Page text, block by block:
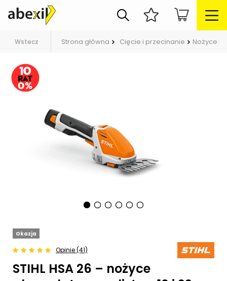
Wstecz Strona główna Cięcie i przecinanie Nożyce
Okazja
Opinie (41)
STIHL HSA 26 – nożyce